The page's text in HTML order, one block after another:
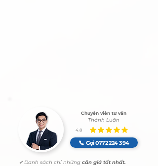
Chuyên viên tư vấn
Thành Luân
4.8
đánh giá trung bình là 4.8 /5
Gọi 0772 224 394
✔ Danh sách chỉ những căn giá tốt nhất.